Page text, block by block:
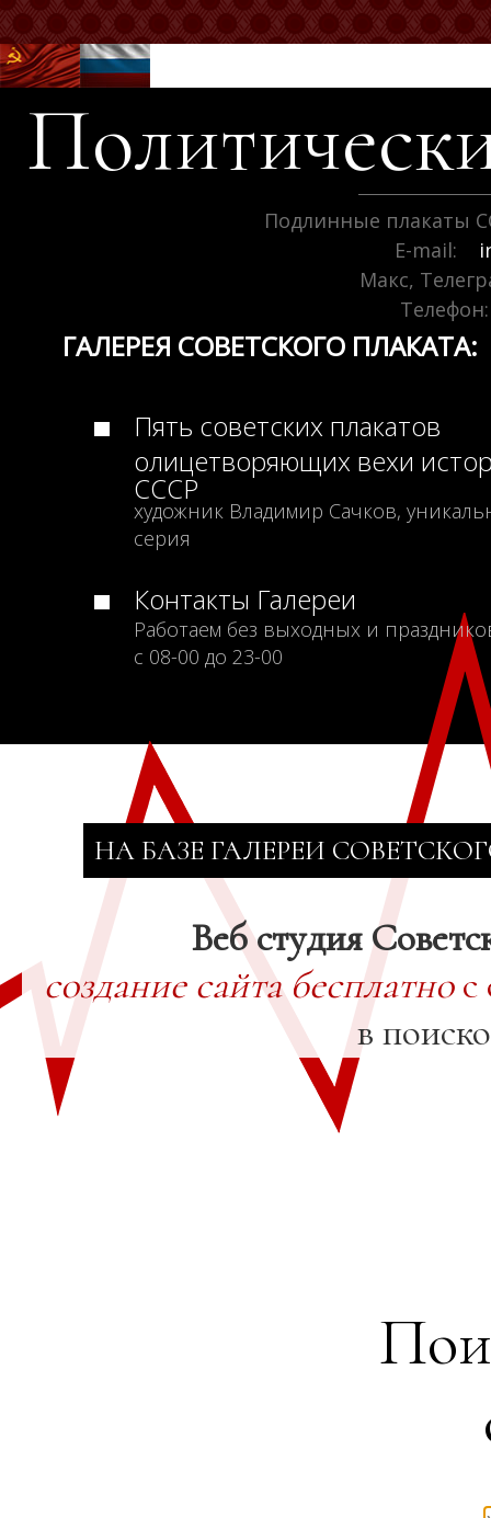
Подлинные плакаты
E-mail:
Макс,
Телефон:
ГАЛЕРЕЯ СОВЕТСКОГО ПЛАКАТА:
Пять советских плакатов
олицетворяющих вехи
СССР
художник Владимир Сачков,
серия
Контакты Галереи
Работаем без выходных и
с 08-00 до 23-00
НА БАЗЕ ГАЛЕРЕИ
Веб студия
создание сайта бесплатнос
в